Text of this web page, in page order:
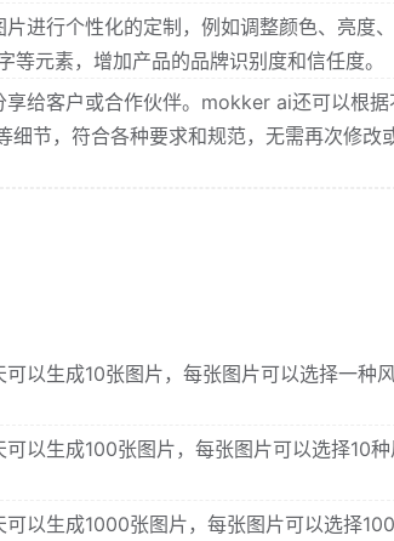
进行个性化的定制，例如调整颜色、亮度
元素，增加产品的品牌识别度和信任度。
给客户或合作伙伴。mokker ai还可以根据
细节，符合各种要求和规范，无需再次修改
以生成10张图片，每张图片可以选择一种
以生成100张图片，每张图片可以选择10
以生成1000张图片，每张图片可以选择